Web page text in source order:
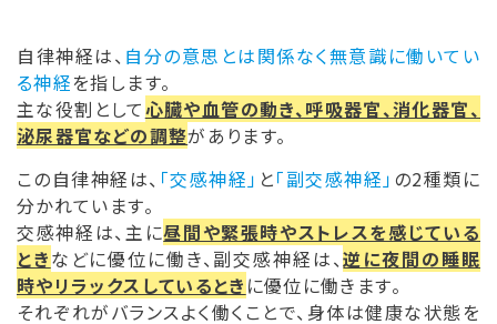
自律神経は、 自分の意思とは関係なく無意識に働いてい
る神経を指します。
主な役割として心臓や血管の動き、呼吸器官、消化器官、
泌尿器官などの調整があります。
この自律神経は、 「交感神経」 と「副交感神経」 の2種類に
分かれています。
交感神経は、主に昼間や緊張時やストレスを感じている
ときなどに優位に働き、副交感神経は、逆に夜間の睡眠
時やリラックスしているとき に優位に働きます。
それぞれがバランスよく働くことで、身体は健康な状態を